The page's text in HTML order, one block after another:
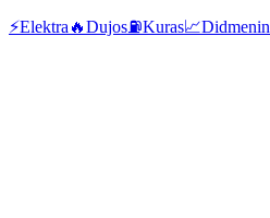
⚡Elektra 🔥Dujos⛽Kuras📈